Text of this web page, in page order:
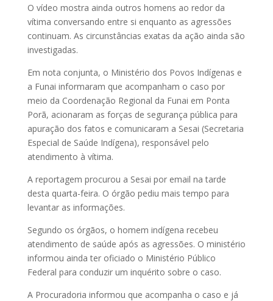
O vídeo mostra ainda outros homens ao redor da
vítima conversando entre si enquanto as agressões
continuam. As circunstâncias exatas da ação ainda são
investigadas.
Em nota conjunta, o Ministério dos Povos Indígenas e
a Funai informaram que acompanham o caso por
meio da Coordenação Regional da Funai em Ponta
Porã, acionaram as forças de segurança pública para
apuração dos fatos e comunicaram a Sesai (Secretaria
Especial de Saúde Indígena), responsável pelo
atendimento à vítima.
A reportagem procurou a Sesai por email na tarde
desta quarta-feira. O órgão pediu mais tempo para
levantar as informações.
Segundo os órgãos, o homem indígena recebeu
atendimento de saúde após as agressões. O ministério
informou ainda ter oficiado o Ministério Público
Federal para conduzir um inquérito sobre o caso.
A Procuradoria informou que acompanha o caso e já